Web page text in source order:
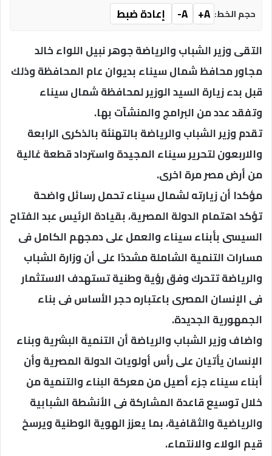
حجم الخط: A+
A-
إعادة ضبط
التقى وزير الشباب والرياضة جوهر نبيل اللواء خالد
مجاور محافظ شمال سيناء بديوان عام المحافظة وذلك
قبل بدء زيارة السيد الوزير لمحافظة شمال سيناء
وتفقد عدد من البرامج والمنشآت بها.
تقدم وزير الشباب والرياضة بالتهنئة بالذكرى الرابعة
والاربعون لتحرير سيناء المجيدة واسترداد قطعة غالية
من أرض مصر مرة اخرى.
مؤكدا أن زيارته لشمال سيناء تحمل رسائل واضحة
تؤكد اهتمام الدولة المصرية، بقيادة الرئيس عبد الفتاح
السيسى بأبناء سيناء والعمل على دمجهم الكامل فى
مسارات التنمية الشاملة مشددًا على أن وزارة الشباب
والرياضة تتحرك وفق رؤية وطنية تستهدف الاستثمار
فى الإنسان المصرى باعتباره حجر الأساس فى بناء
الجمهورية الجديدة.
واضاف وزير الشباب والرياضة أن التنمية البشرية وبناء
الإنسان يأتيان على رأس أولويات الدولة المصرية وأن
أبناء سيناء جزء أصيل من معركة البناء والتنمية من
خلال توسيع قاعدة المشاركة فى الأنشطة الشبابية
والرياضية والثقافية، بما يعزز الهوية الوطنية ويرسخ
قيم الولاء والانتماء.